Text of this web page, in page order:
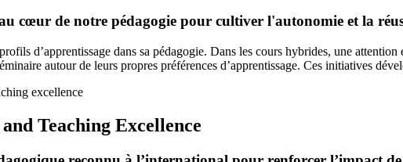
cœur de notre pédagogie pour cultiver l'autonomie et la
d’apprentissage dans sa pédagogie. Dans les cours hybrides, une
autour de leurs propres préférences d’apprentissage. Ces initiatives
Teaching Excellence